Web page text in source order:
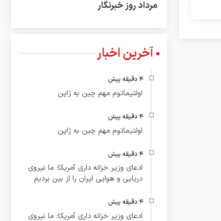
مرداد روز خبرنگار
آخرین اخبار
اولتیماتوم مهم چین به ژاپن
اولتیماتوم مهم چین به ژاپن
ادعای وزیر خزانه داری آمریکا: ما نیروی
دریایی و هوایی ایران را از بین بردیم
ادعای وزیر خزانه داری آمریکا: ما نیروی